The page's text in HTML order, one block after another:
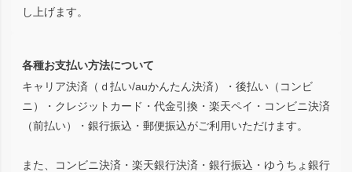
し上げます。
各種お支払い方法について
キャリア決済（ｄ払い/auかんたん決済）・後払い（コンビ
ニ）・クレジットカード・代金引換・楽天ペイ・コンビニ決済
（前払い）・銀行振込・郵便振込がご利用いただけます。
また、コンビニ決済・楽天銀行決済・銀行振込・ゆうちょ銀行